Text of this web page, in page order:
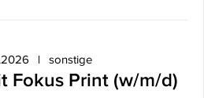
sonstige
Fokus Print (w/m/d)